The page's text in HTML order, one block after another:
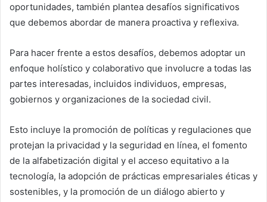
oportunidades, también plantea desafíos significativos
que debemos abordar de manera proactiva y reflexiva.
Para hacer frente a estos desafíos, debemos adoptar un
enfoque holístico y colaborativo que involucre a todas las
partes interesadas, incluidos individuos, empresas,
gobiernos y organizaciones de la sociedad civil.
Esto incluye la promoción de políticas y regulaciones que
protejan la privacidad y la seguridad en línea, el fomento
de la alfabetización digital y el acceso equitativo a la
tecnología, la adopción de prácticas empresariales éticas y
sostenibles, y la promoción de un diálogo abierto y